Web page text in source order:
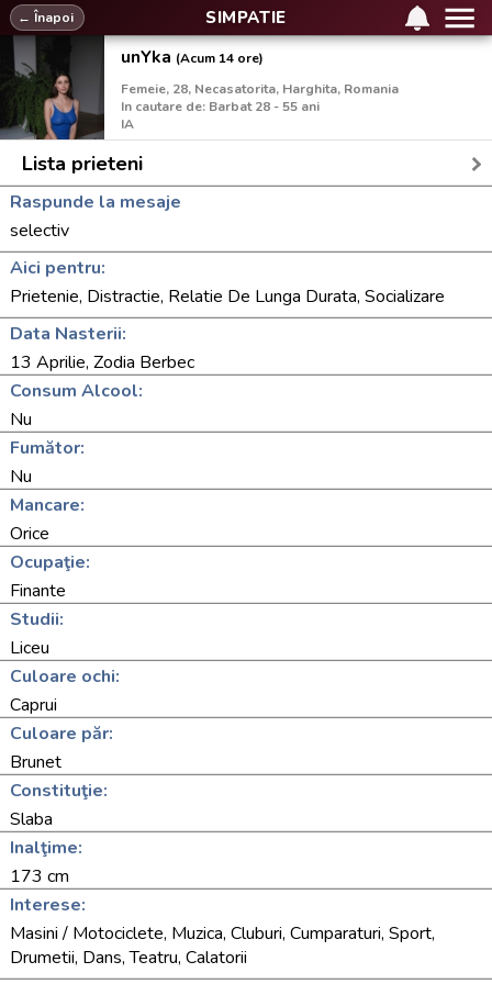
SIMPATIE
← Înapoi
unYka (Acum 14 ore)
Femeie, 28, Necasatorita, Harghita, Romania
In cautare de: Barbat 28 - 55 ani
IA
Lista prieteni
Raspunde la mesaje
selectiv
Aici pentru:
Prietenie, Distractie, Relatie De Lunga Durata, Socializare
Data Nasterii:
13 Aprilie, Zodia Berbec
Consum Alcool:
Nu
Fumător:
Nu
Mancare:
Orice
Ocupaţie:
Finante
Studii:
Liceu
Culoare ochi:
Caprui
Culoare păr:
Brunet
Constituţie:
Slaba
Inalţime:
173 cm
Interese:
Masini / Motociclete, Muzica, Cluburi, Cumparaturi, Sport,
Drumetii, Dans, Teatru, Calatorii